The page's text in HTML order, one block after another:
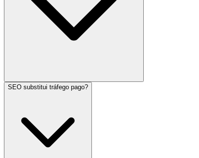
SEO substitui tráfego pago?